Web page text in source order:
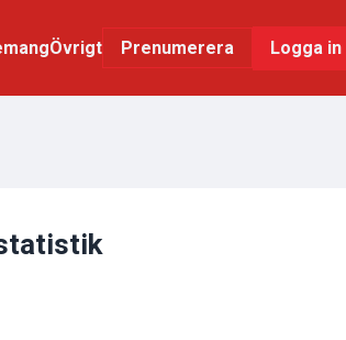
Övrigt Prenumerera Logga in